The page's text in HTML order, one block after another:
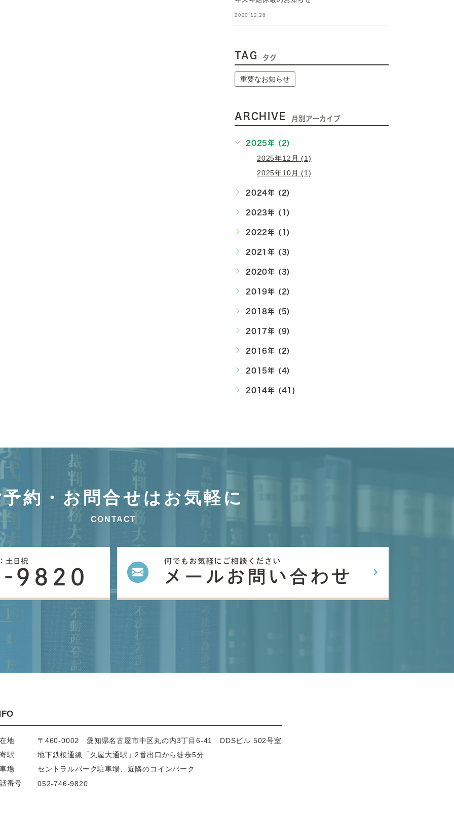
2020.12.28
TAG タグ
重要なお知らせ
ARCHIVE 月別アーカイブ
2025年 (2)
2025年12月 (1)
2025年10月 (1)
2024年 (2)
2023年 (1)
2022年 (1)
2021年 (3)
2020年 (3)
2019年 (2)
2018年 (5)
2017年 (9)
2016年 (2)
2015年 (4)
2014年 (41)
予約・お問合せはお気軽に
CONTACT
地 〒460-0002 愛知県名古屋市中区丸の内3丁目6-41 DDSビル 502号室
駅
地下鉄桜通線「久屋大通駅」2番出口から徒歩5分
場
セントラルパーク駐車場、 近隣のコインパーク
番号
052-746-9820